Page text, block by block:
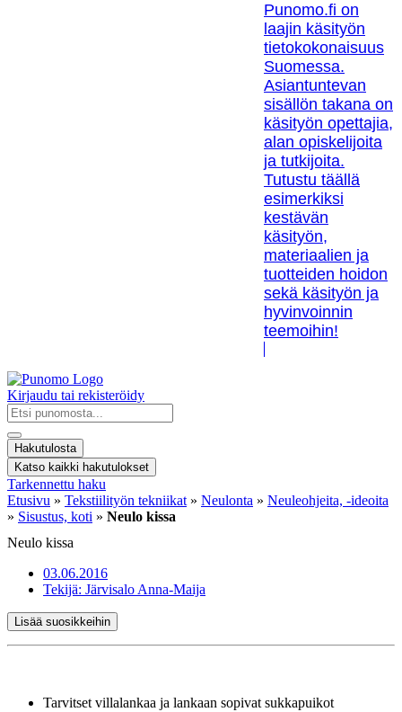
Punomo.fi on
laajin käsityön
tietokokonaisuus
Suomessa.
Asiantuntevan
sisällön takana on
käsityön opettajia,
alan opiskelijoita
ja tutkijoita.
Tutustu täällä
esimerkiksi
kestävän
käsityön,
materiaalien ja
tuotteiden hoidon
sekä käsityön ja
hyvinvoinnin
teemoihin!
Kirjaudu tai rekisteröidy
Search
...
Hakutulosta
Katso kaikki hakutulokset
Tarkennettu haku
Etusivu » Tekstiilityön tekniikat » Neulonta » Neuleohjeita, -ideoita
» Sisustus, koti » Neulo kissa
Neulo kissa
03.06.2016
Tekijä: Järvisalo Anna-Maija
Lisää suosikkeihin
Tarvitset villalankaa ja lankaan sopivat sukkapuikot